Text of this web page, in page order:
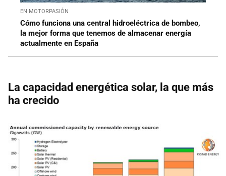
EN MOTORPASIÓN
Cómo funciona una central hidroeléctrica de bombeo,
la mejor forma que tenemos de almacenar energía
actualmente en España
La capacidad energética solar, la que más
ha crecido